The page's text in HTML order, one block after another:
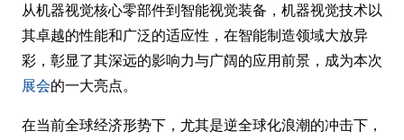
从机器视觉核心零部件到智能视觉装备，机器视觉技术以
其卓越的性能和广泛的适应性，在智能制造领域大放异
彩，彰显了其深远的影响力与广阔的应用前景，成为本次
展会的一大亮点。
在当前全球经济形势下，尤其是逆全球化浪潮的冲击下，